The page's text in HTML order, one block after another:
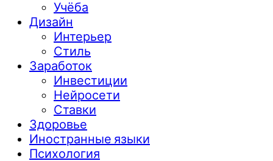
Учёба
Дизайн
Интерьер
Стиль
Заработок
Инвестиции
Нейросети
Ставки
Здоровье
Иностранные языки
Психология